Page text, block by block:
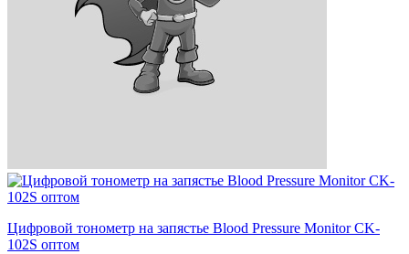
Цифровой тонометр на запястье Blood Pressure Monitor CK-
102S оптом